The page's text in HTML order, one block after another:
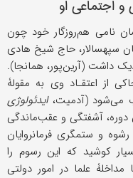
و اجتماعی او
نامی هم‌روزگار خود چون
سپهسالار، حاج شیخ هادی
داشت (آرین‌پور، همانجا).
از اعتقـاد وی به مقولۀ
می‌شود (آدمیت،ایدئولوژی
آن دوره، آشفتگی و عقب‌ماندگی
و ستمگری فرمانروایان
کوشید که این رسوم را
مداخلۀ علما در امور دولتی